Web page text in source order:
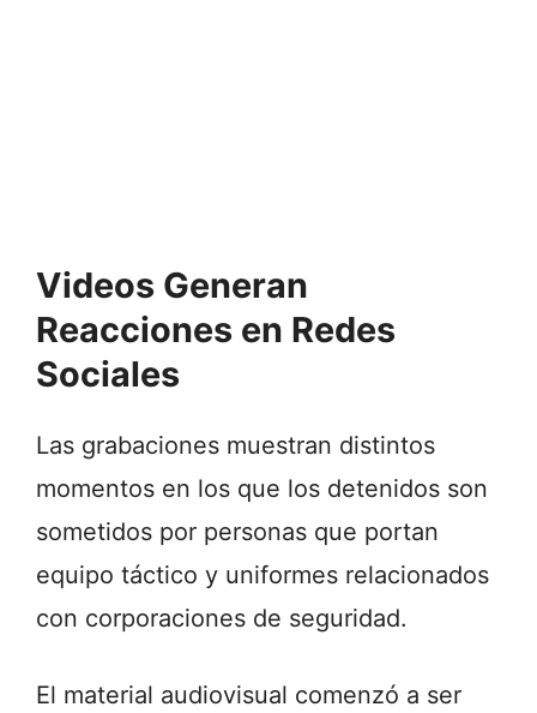
Videos Generan
Reacciones en Redes
Sociales
Las grabaciones muestran distintos
momentos en los que los detenidos son
sometidos por personas que portan
equipo táctico y uniformes relacionados
con corporaciones de seguridad.
El material audiovisual comenzó a ser